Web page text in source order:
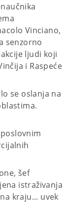
Vinciano,
senzorno
ljudi koji
i Raspeće
se oslanja na
šef
istraživanja
kraju... uvek